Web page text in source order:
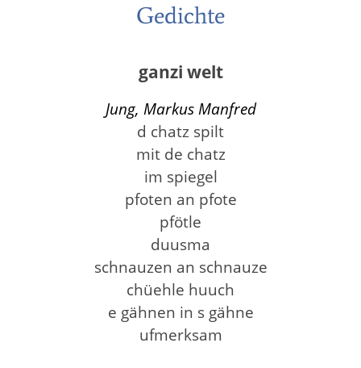
Gedichte
ganzi welt
Jung, Markus Manfred
d chatz spilt
mit de chatz
im spiegel
pfoten an pfote
pfötle
duusma
schnauzen an schnauze
chüehle huuch
e gähnen in s gähne
ufmerksam